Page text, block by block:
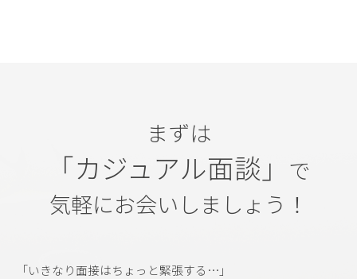
まずは
「カジュアル面談」 で
気軽にお会いしましょう！
「いきなり面接はちょっと緊張する…」